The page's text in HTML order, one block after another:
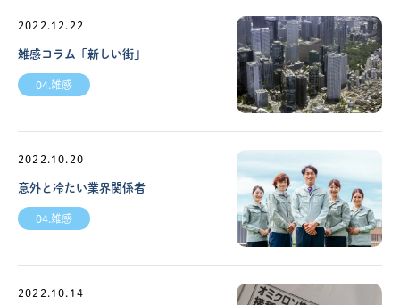
2022.12.22
雑感コラム「新しい街」
04.雑感
2022.10.20
意外と冷たい業界関係者
04.雑感
2022.10.14